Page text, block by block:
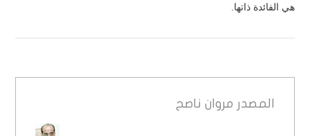
هي الفائدة ذاتها.
المصدر مروان ناصح